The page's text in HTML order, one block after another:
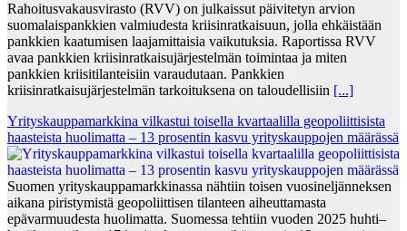
Rahoitusvakausvirasto (RVV) on julkaissut päivitetyn arvion
suomalaispankkien valmiudesta kriisinratkaisuun, jolla ehkäistään
pankkien kaatumisen laajamittaisia vaikutuksia. Raportissa RVV
avaa pankkien kriisinratkaisujärjestelmän toimintaa ja miten
pankkien kriisitilanteisiin varaudutaan. Pankkien
kriisinratkaisujärjestelmän tarkoituksena on taloudellisiin [...]
Yrityskauppamarkkina vilkastui toisella kvartaalilla geopoliittisista
haasteista huolimatta – 13 prosentin kasvu yrityskauppojen määrässä
Suomen yrityskauppamarkkinassa nähtiin toisen vuosineljänneksen
aikana piristymistä geopoliittisen tilanteen aiheuttamasta
epävarmuudesta huolimatta. Suomessa tehtiin vuoden 2025 huhti–